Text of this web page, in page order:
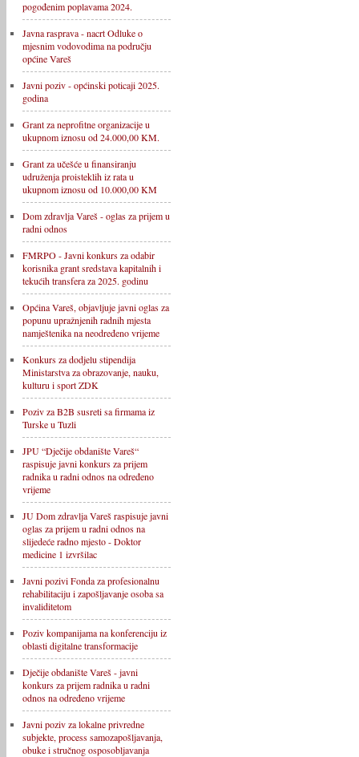
pogođenim poplavama 2024.
Javna rasprava - nacrt Odluke o
mjesnim vodovodima na području
općine Vareš
Javni poziv - općinski poticaji 2025.
godina
Grant za neprofitne organizacije u
ukupnom iznosu od 24.000,00 KM.
Grant za učešće u finansiranju
udruženja proisteklih iz rata u
ukupnom iznosu od 10.000,00 KM
Dom zdravlja Vareš - oglas za prijem u
radni odnos
FMRPO - Javni konkurs za odabir
korisnika grant sredstava kapitalnih i
tekućih transfera za 2025. godinu
Općina Vareš, objavljuje javni oglas za
popunu upražnjenih radnih mjesta
namještenika na neodređeno vrijeme
Konkurs za dodjelu stipendija
Ministarstva za obrazovanje, nauku,
kulturu i sport ZDK
Poziv za B2B susreti sa firmama iz
Turske u Tuzli
JPU “Dječije obdanište Vareš“
raspisuje javni konkurs za prijem
radnika u radni odnos na određeno
vrijeme
JU Dom zdravlja Vareš raspisuje javni
oglas za prijem u radni odnos na
slijedeće radno mjesto - Doktor
medicine 1 izvršilac
Javni pozivi Fonda za profesionalnu
rehabilitaciju i zapošljavanje osoba sa
invaliditetom
Poziv kompanijama na konferenciju iz
oblasti digitalne transformacije
Dječije obdanište Vareš - javni
konkurs za prijem radnika u radni
odnos na određeno vrijeme
Javni poziv za lokalne privredne
subjekte, process samozapošljavanja,
obuke i stručnog osposobljavanja